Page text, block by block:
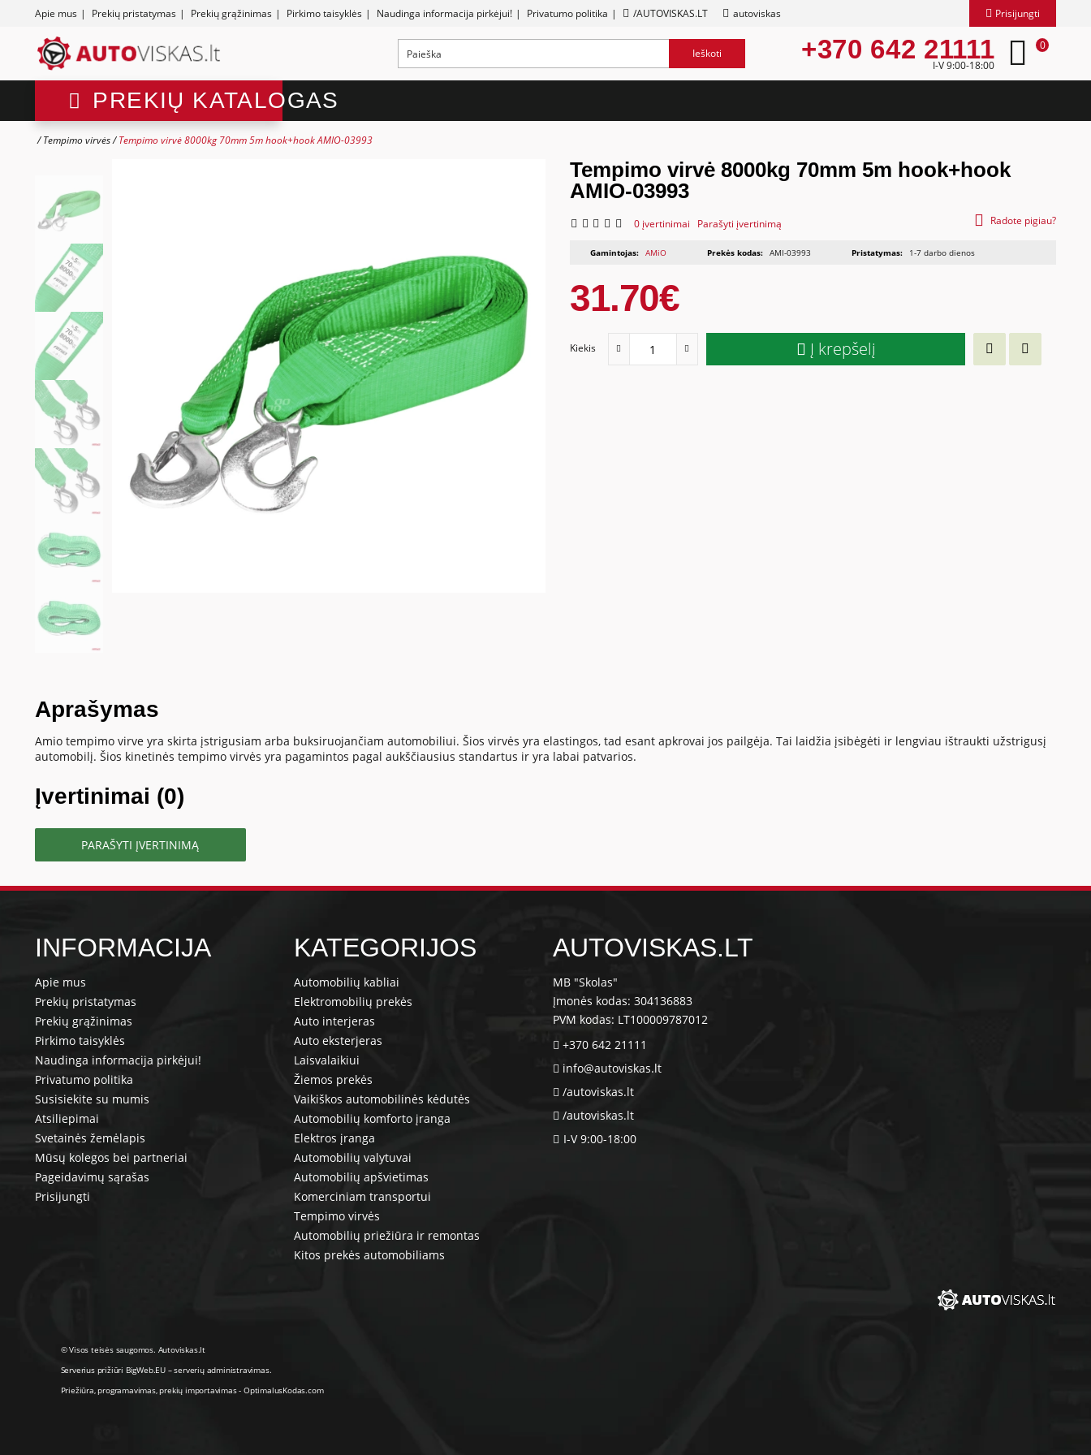
Apie mus | Prekių pristatymas | Prekių grąžinimas | Pirkimo taisyklės | Naudinga informacija pirkėjui! | Privatumo politika | /AUTOVISKAS.LT autoviskas Prisijungti
Ieškoti +370 642 21111
I-V 9:00-18:00
0
PREKIŲ KATALOGAS
Tempimo virvės Tempimo virvė 8000kg 70mm 5m hook+hook AMIO-03993
Tempimo virvė 8000kg 70mm 5m hook+hook
AMIO-03993
0 įvertinimai Parašyti įvertinimą Radote pigiau?
Gamintojas: AMiO Prekės kodas: AMI-03993 Pristatymas: 1-7 darbo dienos
31.70€
Kiekis Į krepšelį
Aprašymas
Amio tempimo virve yra skirta įstrigusiam arba buksiruojančiam automobiliui. Šios virvės yra elastingos, tad esant apkrovai jos pailgėja. Tai laidžia įsibėgėti ir lengviau ištraukti užstrigusį
automobilį. Šios kinetinės tempimo virvės yra pagamintos pagal aukščiausius standartus ir yra labai patvarios.
Įvertinimai (0)
PARAŠYTI ĮVERTINIMĄ
INFORMACIJA
Apie mus
Prekių pristatymas
Prekių grąžinimas
Pirkimo taisyklės
Naudinga informacija pirkėjui!
Privatumo politika
Susisiekite su mumis
Atsiliepimai
Svetainės žemėlapis
Mūsų kolegos bei partneriai
Pageidavimų sąrašas
Prisijungti
KATEGORIJOS
Automobilių kabliai
Elektromobilių prekės
Auto interjeras
Auto eksterjeras
Laisvalaikiui
Žiemos prekės
Vaikiškos automobilinės kėdutės
Automobilių komforto įranga
Elektros įranga
Automobilių valytuvai
Automobilių apšvietimas
Komerciniam transportui
Tempimo virvės
Automobilių priežiūra ir remontas
Kitos prekės automobiliams
AUTOVISKAS.LT
MB "Skolas"
Įmonės kodas: 304136883
PVM kodas: LT100009787012
+370 642 21111
info@autoviskas.lt
/autoviskas.lt
/autoviskas.lt
I-V 9:00-18:00
© Visos teisės saugomos. Autoviskas.lt
Serverius prižiūri BigWeb.EU–serverių administravimas.
Priežiūra, programavimas,prekių importavimas- OptimalusKodas.com